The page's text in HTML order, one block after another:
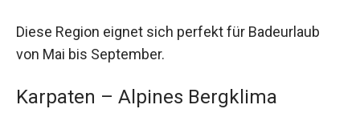
Diese Region eignet sich perfekt für Badeurlaub
von Mai bis September.
Karpaten – Alpines Bergklima